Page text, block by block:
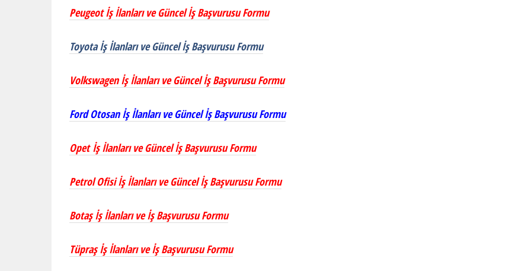
Peugeot İş İlanları ve Güncel İş Başvurusu Formu
Toyota İş İlanları ve Güncel İş Başvurusu Formu
Volkswagen İş İlanları ve Güncel İş Başvurusu Formu
Ford Otosan İş İlanları ve Güncel İş Başvurusu Formu
Opet İş İlanları ve Güncel İş Başvurusu Formu
Petrol Ofisi İş İlanları ve Güncel İş Başvurusu Formu
Botaş İş İlanları ve İş Başvurusu Formu
Tüpraş İş İlanları ve İş Başvurusu Formu